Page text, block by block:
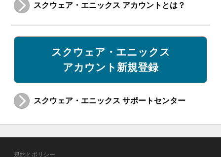
スクウェア・エニックス アカウントとは？
スクウェア・エニックス
アカウント新規登録
スクウェア・エニックス サポートセンター
規約とポリシー